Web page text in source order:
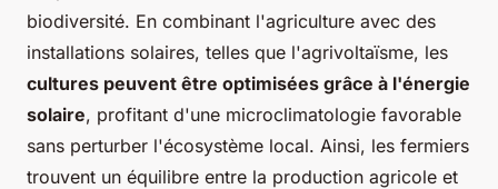
biodiversité. En combinant l'agriculture avec des
installations solaires, telles que l'agrivoltaïsme, les
cultures peuvent être optimisées grâce à l'énergie
solaire, profitant d'une microclimatologie favorable
sans perturber l'écosystème local. Ainsi, les fermiers
trouvent un équilibre entre la production agricole et